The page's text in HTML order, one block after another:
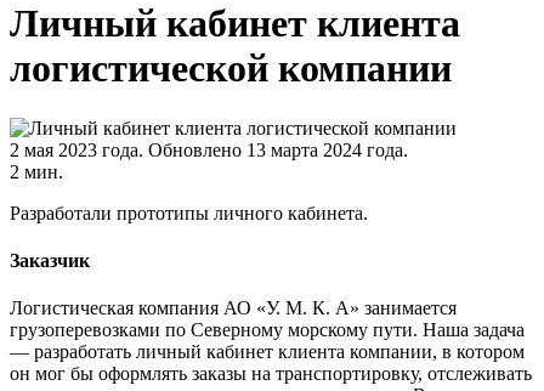
Личный кабинет клиента
логистической компании
2 мая 2023 года. Обновлено 13 марта 2024 года.
2 мин.
Разработали прототипы личного кабинета.
Заказчик
Логистическая компания АО «У. М. К. А» занимается
грузоперевозками по Северному морскому пути. Наша задача
— разработать личный кабинет клиента компании, в котором
он мог бы оформлять заказы на транспортировку, отслеживать